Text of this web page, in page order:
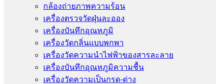
กล้องถ่ายภาพความร้อน
เครื่องตรวจวัดฝุ่นละออง
เครื่องบันทึกอุณหภูมิ
เครื่องวัดกลิ่นแบบพกพา
เครื่องวัดความนําไฟฟ้าของสารละลาย
เครื่องบันทึกอุณหภูมิความชื้น
เครื่องวัดความเป็นกรด-ด่าง